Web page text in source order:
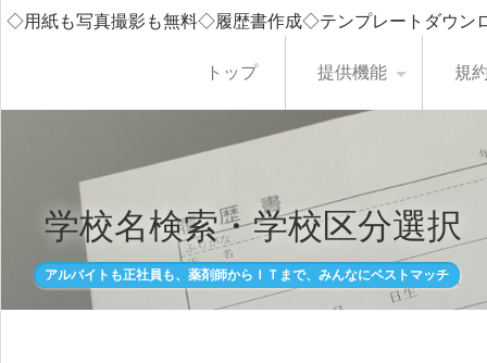
◇用紙も写真撮影も無料◇履歴書作成◇テンプレートダウ
トップ 提供機能 規
学校名検索・学校区分選択
アルバイトも正社員も、薬剤師からＩＴまで、みんなにベストマッチ